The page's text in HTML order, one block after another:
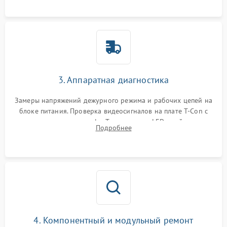
3. Аппаратная диагностика
Замеры напряжений дежурного режима и рабочих цепей на
блоке питания. Проверка видеосигналов на плате T-Con с
помощью осциллографа. Тестирование LED-драйвера и
светодиодных планок подсветки мультиметром.
Подробнее
4. Компонентный и модульный ремонт